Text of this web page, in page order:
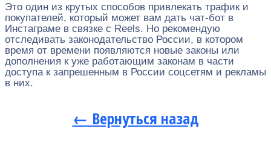
Это один из крутых способов привлекать трафик и
покупателей, который может вам дать чат-бот в
Инстаграме в связке с Reels. Но рекомендую
отследивать законодательство России, в котором
время от времени появляются новые законы или
дополнения к уже работающим законам в части
доступа к запрешенным в России соцсетям и рекламы
в них.
← Вернуться назад